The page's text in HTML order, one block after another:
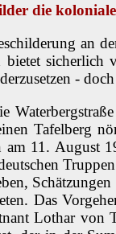
die
an
sicherlich
-
Tafelberg
11. August
Das
Lothar von